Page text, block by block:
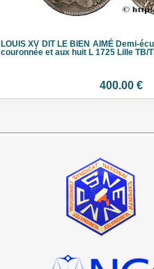
LOUIS XV DIT LE BIEN AIMÉ Demi-
couronnée et aux huit L 1725 Lille TB/
400.00 €